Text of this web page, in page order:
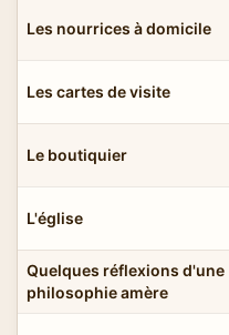
Les nourrices à domicile
Les cartes de visite
Le boutiquier
L'église
Quelques réflexions d'une
philosophie amère